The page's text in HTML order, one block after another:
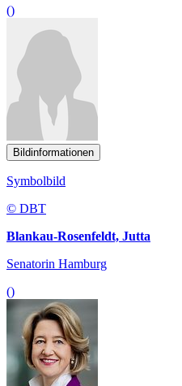
()
Bildinformationen
Symbolbild
© DBT
Blankau-Rosenfeldt, Jutta
Senatorin Hamburg
()